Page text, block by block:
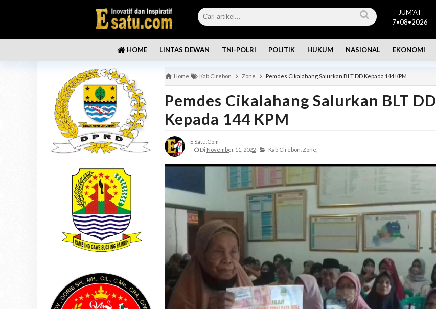
JUM'AT
7•08•2026
HOME LINTAS DEWAN TNI-POLRI POLITIK HUKUM NASIONAL EKONOMI
Home Kab Cirebon Zone Pemdes Cikalahang Salurkan BLT DD Kepada 144 KPM
Pemdes Cikalahang Salurkan BLT DD
Kepada 144 KPM
E Satu.com
Di November 11, 2022 Kab Cirebon, Zone,